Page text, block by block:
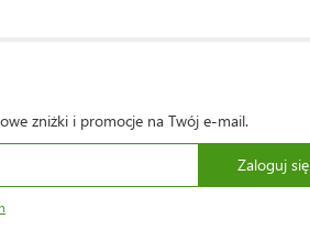
zniżki i promocje na Twój e-mail.
Zaloguj się